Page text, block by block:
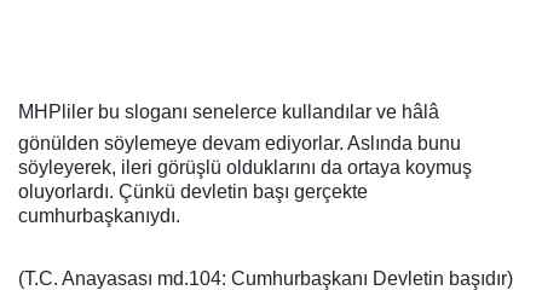
MHPliler bu sloganı senelerce kullandılar ve hâlâ
gönülden söylemeye devam ediyorlar. Aslında bunu
söyleyerek, ileri görüşlü olduklarını da ortaya koymuş
oluyorlardı. Çünkü devletin başı gerçekte
cumhurbaşkanıydı.
(T.C. Anayasası md.104: Cumhurbaşkanı Devletin başıdır)